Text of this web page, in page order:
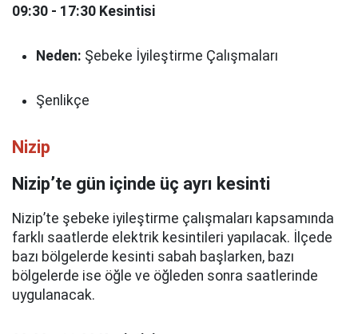
09:30 - 17:30 Kesintisi
Neden: Şebeke İyileştirme Çalışmaları
Şenlikçe
Nizip
Nizip’te gün içinde üç ayrı kesinti
Nizip’te şebeke iyileştirme çalışmaları kapsamında
farklı saatlerde elektrik kesintileri yapılacak. İlçede
bazı bölgelerde kesinti sabah başlarken, bazı
bölgelerde ise öğle ve öğleden sonra saatlerinde
uygulanacak.